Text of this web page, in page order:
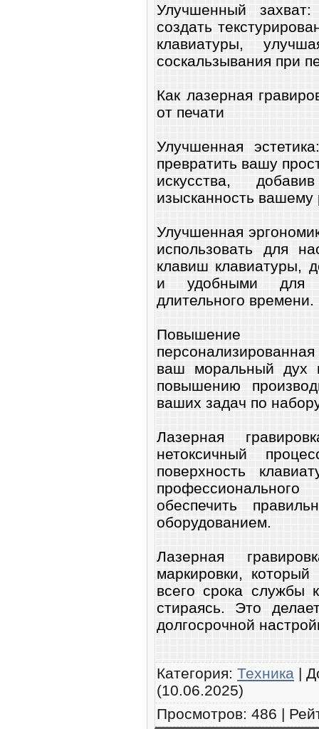
Улучшенный
создать
клавиатуры,
соскальзывания при
Как лазерная
от печати
Улучшенная
превратить вашу
искусства,
изысканность вашему
Улучшенная
использовать для
клавиш клавиатуры,
и удобными для
длительного времени.
Повышение
ваш моральный дух
повышению
ваших задач по
Лазерная
нетоксичный
поверхность
обеспечить
оборудованием.
Лазерная
маркировки,
всего срока службы
стираясь. Это
долгосрочной
Категория: Техника |
(10.06.2025)
Просмотров: 486 |